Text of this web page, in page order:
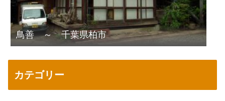
鳥善 ～ 千葉県柏市
カテゴリー